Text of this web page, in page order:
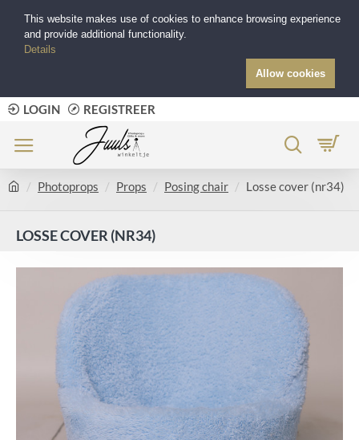
LOGIN REGISTREER
Photoprops Props Posing chair Losse cover (nr34)
LOSSE COVER (NR34)
This website makes use of cookies to enhance browsing experience
and provide additional functionality.
Details
Allow cookies